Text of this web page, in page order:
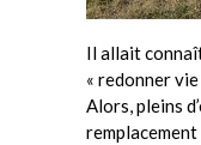
Il allait
« redonner vie
Alors, pleins